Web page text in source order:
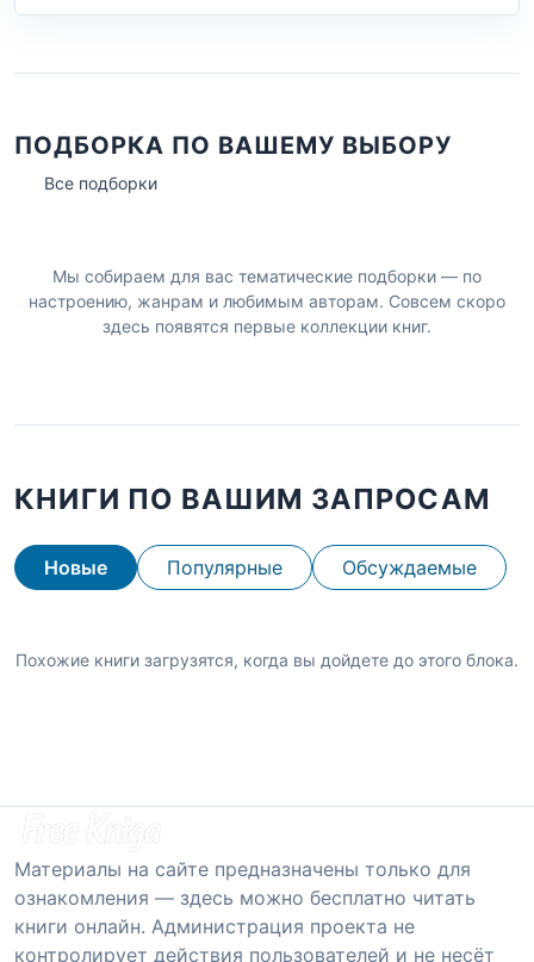
ПОДБОРКА ПО ВАШЕМУ ВЫБОРУ
Все подборки
Мы собираем для вас тематические подборки — по
настроению, жанрам и любимым авторам. Совсем скоро
здесь появятся первые коллекции книг.
КНИГИ ПО ВАШИМ ЗАПРОСАМ
Новые Популярные Обсуждаемые
Похожие книги загрузятся, когда вы дойдете до этого блока.
Материалы на сайте предназначены только для
ознакомления — здесь можно бесплатно читать
книги онлайн. Администрация проекта не
контролирует действия пользователей и не несёт